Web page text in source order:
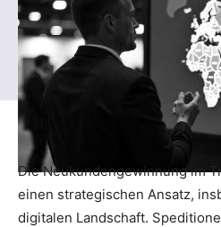
Die Neukundengewinnung im
einen strategischen Ansatz,
digitalen Landschaft.